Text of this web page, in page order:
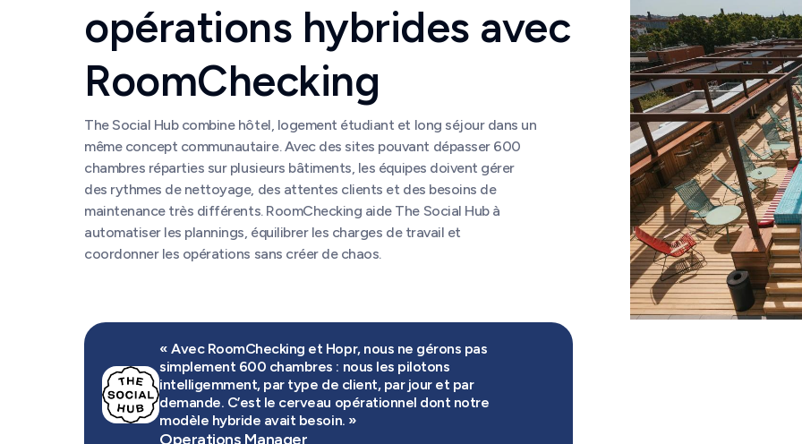
opérations hybrides avec
RoomChecking
The Social Hub combine hôtel, logement étudiant et long séjour dans un
même concept communautaire. Avec des sites pouvant dépasser 600
chambres réparties sur plusieurs bâtiments, les équipes doivent gérer
des rythmes de nettoyage, des attentes clients et des besoins de
maintenance très différents. RoomChecking aide The Social Hub à
automatiser les plannings, équilibrer les charges de travail et
coordonner les opérations sans créer de chaos.
« Avec RoomChecking et Hopr, nous ne gérons pas
simplement 600 chambres : nous les pilotons
intelligemment, par type de client, par jour et par
demande. C’est le cerveau opérationnel dont notre
modèle hybride avait besoin. »
Operations Manager